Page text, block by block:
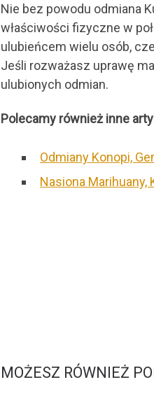
Nie bez powodu odmiana
właściwości fizyczne w
ulubieńcem wielu osób,
Jeśli rozważasz uprawę
ulubionych odmian.
Polecamy również inne
Odmiany Konopi,
Nasiona Marihuany,
MOŻESZ RÓWNIEŻ